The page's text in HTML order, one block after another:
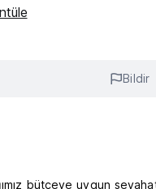
Bildir
bütçeye uygun